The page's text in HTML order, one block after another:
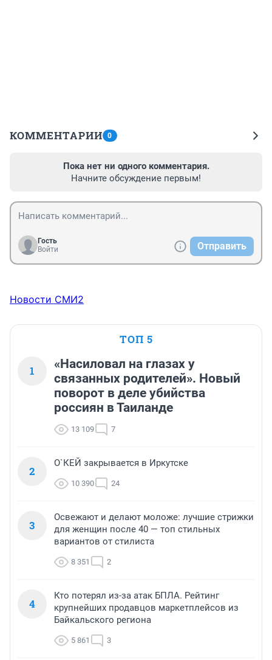
КОММЕНТАРИИ 0
Пока нет ни одного комментария.
Начните обсуждение первым!
Гость
Войти
Отправить
Новости СМИ2
ТОП 5
1
«Насиловал на глазах у
связанных родителей». Новый
поворот в деле убийства
россиян в Таиланде
13 109 7
2
О`КЕЙ закрывается в Иркутске
10 390 24
3
Освежают и делают моложе: лучшие стрижки
для женщин после 40 — топ стильных
вариантов от стилиста
8 351 2
4
Кто потерял из-за атак БПЛА. Рейтинг
крупнейших продавцов маркетплейсов из
Байкальского региона
5 861 3